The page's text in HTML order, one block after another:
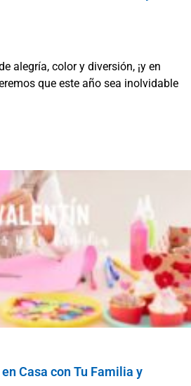
alegría, color y diversión, ¡y en
que este año sea inolvidable
Casa con Tu Familia y